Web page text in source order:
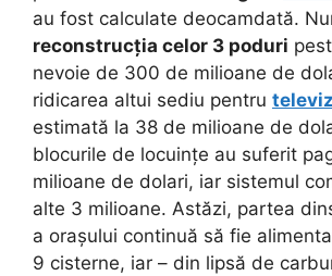
au fost calculate deocamdată.
reconstrucția celor 3 poduri
nevoie de 300 de milioane de
ridicarea altui sediu pentru
estimată la 38 de milioane de
blocurile de locuințe au suferit
milioane de dolari, iar sistemul
alte 3 milioane. Astăzi, partea
a orașului continuă să fie
9 cisterne, iar – din lipsă de